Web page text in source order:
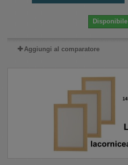
Disponibile
Aggiungi al comparatore